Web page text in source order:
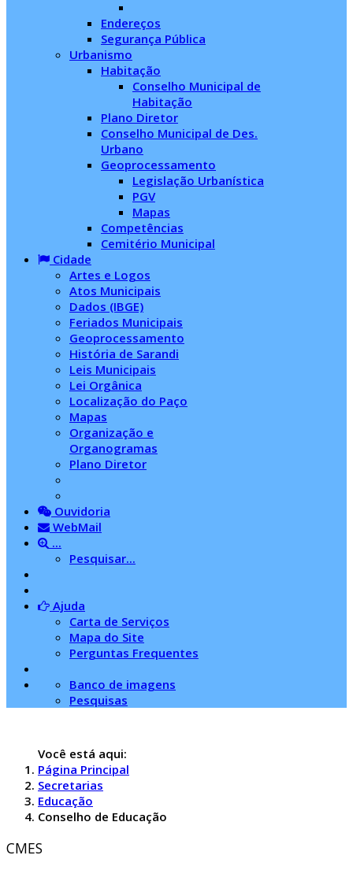
Endereços
Segurança Pública
Urbanismo
Habitação
Conselho Municipal de
Habitação
Plano Diretor
Conselho Municipal de Des.
Urbano
Geoprocessamento
Legislação Urbanística
PGV
Mapas
Competências
Cemitério Municipal
Cidade
Artes e Logos
Atos Municipais
Dados (IBGE)
Feriados Municipais
Geoprocessamento
História de Sarandi
Leis Municipais
Lei Orgânica
Localização do Paço
Mapas
Organização e
Organogramas
Plano Diretor
Ouvidoria
WebMail
...
Pesquisar...
Ajuda
Carta de Serviços
Mapa do Site
Perguntas Frequentes
Banco de imagens
Pesquisas
Você está aqui:
Página Principal
Secretarias
Educação
Conselho de Educação
CMES